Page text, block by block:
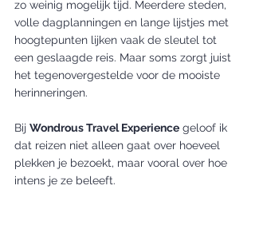
zo weinig mogelijk tijd. Meerdere steden,
volle dagplanningen en lange lijstjes met
hoogtepunten lijken vaak de sleutel tot
een geslaagde reis. Maar soms zorgt juist
het tegenovergestelde voor de mooiste
herinneringen.
Bij Wondrous Travel Experience geloof ik
dat reizen niet alleen gaat over hoeveel
plekken je bezoekt, maar vooral over hoe
intens je ze beleeft.